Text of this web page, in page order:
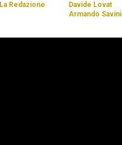
La Redazione
Davide Lovat
Armando Savini